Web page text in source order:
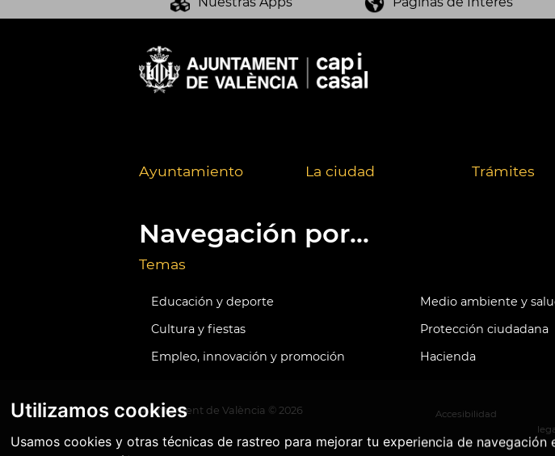
Utilizamos cookies
Usamos cookies y otras técnicas de rastreo para mejorar tu experiencia de
Ayuntamiento La ciudad Trámites
Navegación por...
Temas
Educación y deporte Medio ambiente y
Cultura y fiestas
Protección ciudadana
Empleo, innovación y promoción
Hacienda
Ajuntament de València © 2026 Accesibilidad